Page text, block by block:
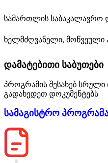
სამართლის საბაკალავრო
ხელმძღვანელი,
დამატებითი საბუთები
პროგრამის შესახებ სრული
გადახედეთ დოკუმენტებს
სამაგისტრო